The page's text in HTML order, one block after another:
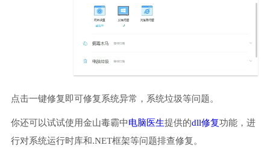
点击一键修复即可修复系统异常，系统垃圾等问题。
你还可以试试使用金山毒霸中电脑医生提供的dll修复功能，进
行对系统运行时库和.NET框架等问题排查修复。